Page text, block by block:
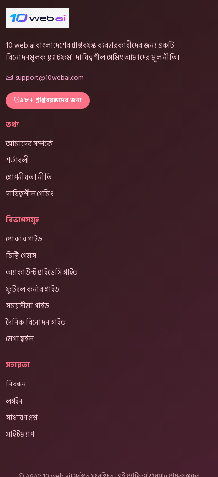
10 web ai বাংলাদেশের প্রাপ্তবয়স্ক ব্যবহারকারীদের জন্য একটি
বিনোদনমূলক প্ল্যাটফর্ম। দায়িত্বশীল গেমিং আমাদের মূল নীতি।
support@10webai.com
১৮+ প্রাপ্তবয়স্কদের জন্য
তথ্য
আমাদের সম্পর্কে
শর্তাবলী
গোপনীয়তা নীতি
দায়িত্বশীল গেমিং
বিভাগসমূহ
পোকার গাইড
মিস্ট্রি গেমস
অ্যাকাউন্ট প্রাইভেসি গাইড
ফুটবল কর্নার গাইড
সময়সীমা গাইড
দৈনিক বিনোদন গাইড
মেগা হুইল
সহায়তা
নিবন্ধন
লগইন
সাধারণ প্রশ্ন
সাইটম্যাপ